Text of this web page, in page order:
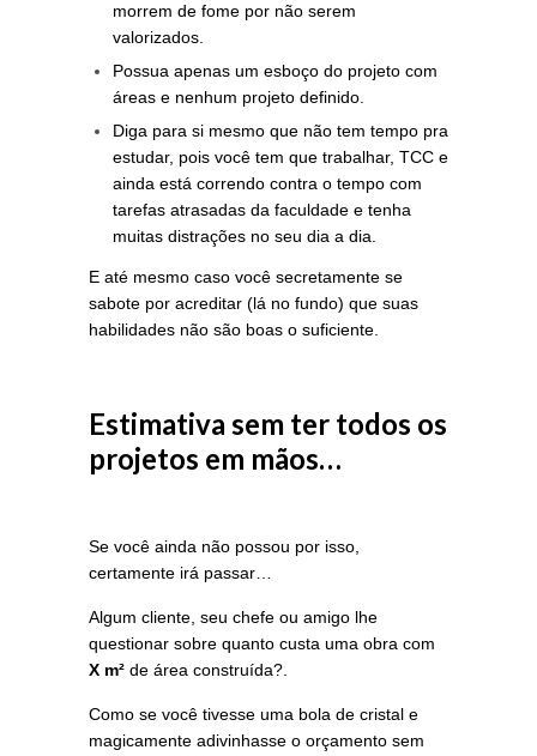
morrem de fome por não serem
valorizados.
Possua apenas um esboço do projeto com
áreas e nenhum projeto definido.
Diga para si mesmo que não tem tempo pra
estudar, pois você tem que trabalhar, TCC e
ainda está correndo contra o tempo com
tarefas atrasadas da faculdade e tenha
muitas distrações no seu dia a dia.
E até mesmo caso você secretamente se
sabote por acreditar (lá no fundo) que suas
habilidades não são boas o suficiente.
Estimativa sem ter todos os
projetos em mãos…
Se você ainda não possou por isso,
certamente irá passar…
Algum cliente, seu chefe ou amigo lhe
questionar sobre quanto custa uma obra com
X m² de área construída?.
Como se você tivesse uma bola de cristal e
magicamente adivinhasse o orçamento sem